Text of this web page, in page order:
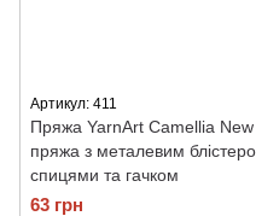
Артикул: 411
Пряжа YarnArt Camellia New
пряжа з металевим
спицями та гачком
63 грн